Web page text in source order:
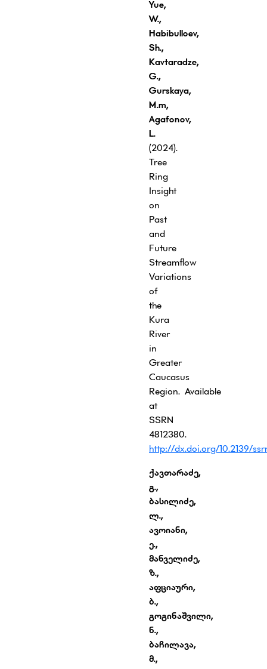
Yue,
W.,
Habibulloev,
Sh.,
Kavtaradze,
G.,
Gurskaya,
M.m,
Agafonov,
L.
(2024).
Tree
Ring
Insight
on
Past
and
Future
Streamflow
Variations
of
the
Kura
River
in
Greater
Caucasus
Region. Available
at
SSRN
4812380.
http://dx.doi.org/10.2139/
ქავთარაძე,
გ.,
ბასილიძე,
ლ.,
ავოიანი,
ე.,
მანველიძე,
ზ.,
აფციაური,
ბ.,
გოგინაშვილი,
ნ.,
ბაჩილავა,
მ.,